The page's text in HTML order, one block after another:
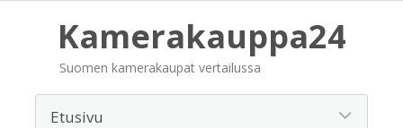
Kamerakauppa24
Suomen kamerakaupat vertailussa